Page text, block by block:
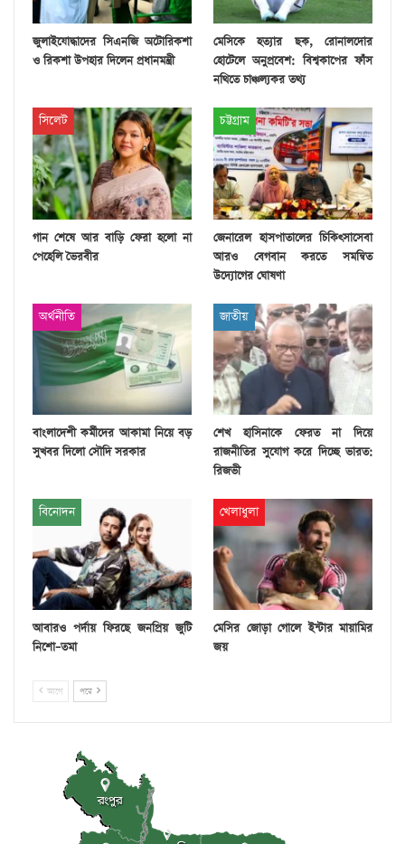
জুলাইযোদ্ধাদের সিএনজি অটোরিকশা
ও রিকশা উপহার দিলেন প্রধানমন্ত্রী
মেসিকে হত্যার ছক, রোনালদোর
হোটেলে অনুপ্রবেশ: বিশ্বকাপের ফাঁস
নথিতে চাঞ্চল্যকর তথ্য
সিলেট
গান শেষে আর বাড়ি ফেরা হলো না
পেহেলি ভৈরবীর
চট্টগ্রাম
জেনারেল হাসপাতালের চিকিৎসাসেবা
আরও বেগবান করতে সমন্বিত
উদ্যোগের ঘোষণা
অর্থনীতি
বাংলাদেশী কর্মীদের আকামা নিয়ে বড়
সুখবর দিলো সৌদি সরকার
জাতীয়
শেখ হাসিনাকে ফেরত না দিয়ে
রাজনীতির সুযোগ করে দিচ্ছে ভারত:
রিজভী
বিনোদন
আবারও পর্দায় ফিরছে জনপ্রিয় জুটি
নিশো–তমা
খেলাধুলা
মেসির জোড়া গোলে ইন্টার মায়ামির
জয়
আগে পরে